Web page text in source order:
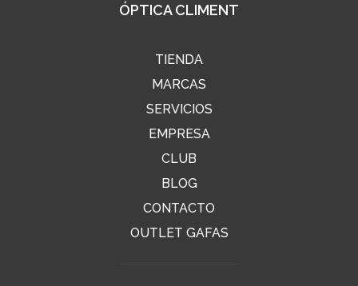
ÓPTICA CLIMENT
TIENDA
MARCAS
SERVICIOS
EMPRESA
CLUB
BLOG
CONTACTO
OUTLET GAFAS